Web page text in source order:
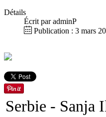
Détails
Écrit paradminP
Publication : 3 mars
Serbie - Sanja